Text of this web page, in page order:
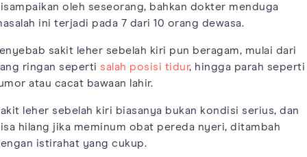
oleh seseorang, bahkan dokter menduga
ini terjadi pada 7 dari 10 orang dewasa.
sakit leher sebelah kiri pun beragam, mulai dari
ringan seperti salah posisi tidur, hingga parah seperti
atau cacat bawaan lahir.
leher sebelah kiri biasanya bukan kondisi serius, dan
hilang jika meminum obat pereda nyeri, ditambah
istirahat yang cukup.